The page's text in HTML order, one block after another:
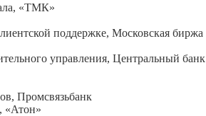
«ТМК»
поддержке, Московская биржа
управления, Центральный банк
Промсвязьбанк
«Атон»